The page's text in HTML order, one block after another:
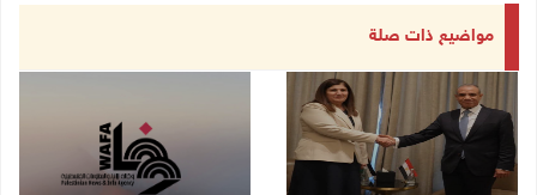
مواضيع ذات صلة